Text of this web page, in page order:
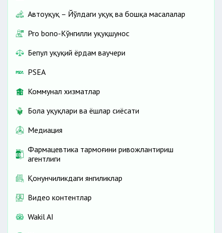
Автоҳуқуқ – Йўлдаги ҳуқуқ ва бошқа масалалар
Pro bono-Кўнгилли ҳуқуқшунос
Бепул ҳуқуқий ёрдам ваучери
PSEA
Коммунал хизматлар
Бола ҳуқуқлари ва ёшлар сиёсати
Медиация
Фармацевтика тармоғини ривожлантириш
агентлиги
Қонунчиликдаги янгиликлар
Видео контентлар
Wakil AI